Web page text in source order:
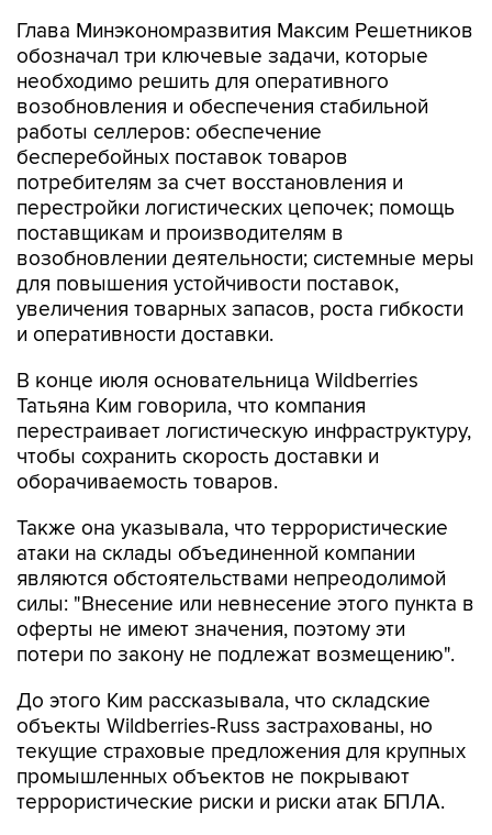
Глава Минэкономразвития Максим Решетников
обозначал три ключевые задачи, которые
необходимо решить для оперативного
возобновления и обеспечения стабильной
работы селлеров: обеспечение
бесперебойных поставок товаров
потребителям за счет восстановления и
перестройки логистических цепочек; помощь
поставщикам и производителям в
возобновлении деятельности; системные меры
для повышения устойчивости поставок,
увеличения товарных запасов, роста гибкости
и оперативности доставки.
В конце июля основательница Wildberries
Татьяна Ким говорила, что компания
перестраивает логистическую инфраструктуру,
чтобы сохранить скорость доставки и
оборачиваемость товаров.
Также она указывала, что террористические
атаки на склады объединенной компании
являются обстоятельствами непреодолимой
силы: "Внесение или невнесение этого пункта в
оферты не имеют значения, поэтому эти
потери по закону не подлежат возмещению".
До этого Ким рассказывала, что складские
объекты Wildberries-Russ застрахованы, но
текущие страховые предложения для крупных
промышленных объектов не покрывают
террористические риски и риски атак БПЛА.